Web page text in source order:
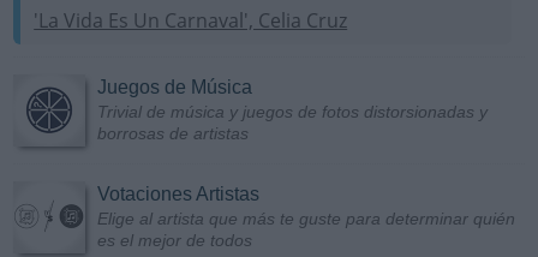
'La Vida Es Un Carnaval', Celia Cruz
Juegos de Música
Trivial de música y juegos de fotos distorsionadas y
borrosas de artistas
Votaciones Artistas
Elige al artista que más te guste para determinar quién
es el mejor de todos